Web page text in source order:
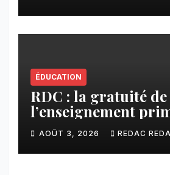
ÉDUCATION
RDC : la gratuité de
l’enseignement
vision phare du
Félix Tshisekedi
par une circulaire
AOÛT 3, 2026 REDAC